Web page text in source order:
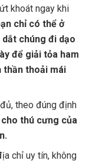
khoát ngay khi
chỉ có thể ở
chúng đi dạo
để giải tỏa ham
thần thoải mái
theo đúng định
thú cưng của
chỉ uy tín, không